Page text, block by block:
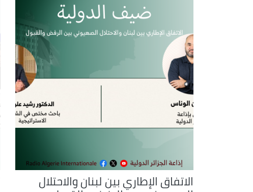
الاتفاق الإطاري بين لبنان والاحتلال